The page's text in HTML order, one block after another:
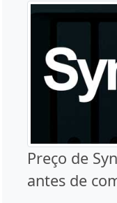
Preço de
antes de